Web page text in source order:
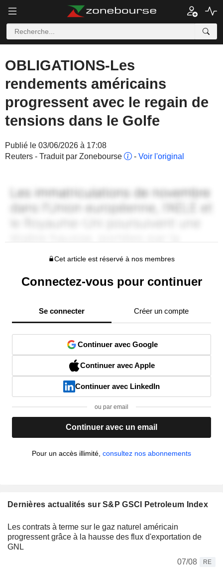
OBLIGATIONS-Les
rendements américains
progressent avec le regain de
tensions dans le Golfe
Publié le 03/06/2026 à 17:08
Reuters - Traduit par Zonebourse
- Voir l'original
Cet article est réservé à nos membres
Connectez-vous pour continuer
Se connecter Créer un compte
Continuer avec Google
Continuer avec Apple
Continuer avec LinkedIn
ou par email
Continuer avec un email
Pour un accès illimité, consultez nos abonnements
Dernières actualités sur S&P GSCI Petroleum Index
Les contrats à terme sur le gaz naturel américain
progressent grâce à la hausse des flux d'exportation de
GNL
07/08
RE